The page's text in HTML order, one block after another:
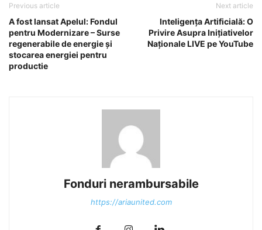
Previous article
A fost lansat Apelul: Fondul
pentru Modernizare – Surse
regenerabile de energie și
stocarea energiei pentru
productie
Next article
Inteligența Artificială: O
Privire Asupra Inițiativelor
Naționale LIVE pe YouTube
Fonduri nerambursabile
https://ariaunited.com